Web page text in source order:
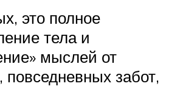
это полное
тела и
мыслей от
повседневных забот,